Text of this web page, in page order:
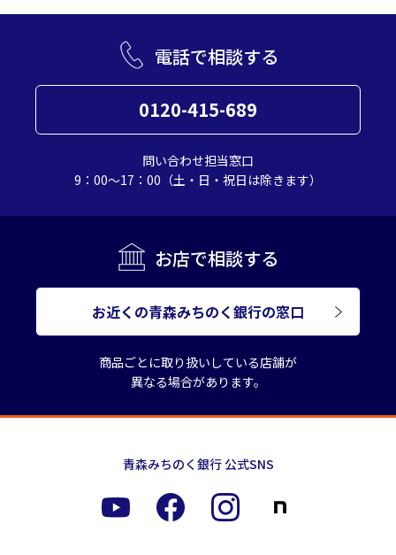
電話で相談する
0120-415-689
問い合わせ担当窓口
9：00～17：00（土・日・祝日は除きます）
お店で相談する
お近くの青森みちのく銀行の窓口
商品ごとに取り扱いしている店舗が
異なる場合があります。
青森みちのく銀行 公式SNS